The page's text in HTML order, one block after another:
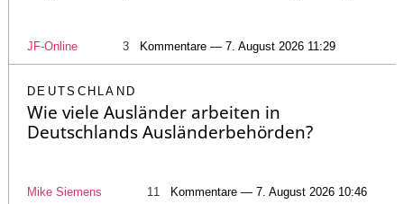
JF-Online 3 Kommentare — 7. August 2026 11:29
DEUTSCHLAND
Wie viele Ausländer arbeiten in
Deutschlands Ausländerbehörden?
Mike Siemens 11 Kommentare — 7. August 2026 10:46